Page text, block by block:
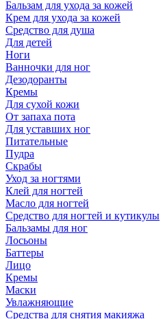
Бальзам для ухода за кожей
Крем для ухода за кожей
Средство для душа
Для детей
Ноги
Ванночки для ног
Дезодоранты
Кремы
Для сухой кожи
От запаха пота
Для уставших ног
Питательные
Пудра
Скрабы
Уход за ногтями
Клей для ногтей
Масло для ногтей
Средство для ногтей и кутикулы
Бальзамы для ног
Лосьоны
Баттеры
Лицо
Кремы
Маски
Увлажняющие
Средства для снятия макияжа